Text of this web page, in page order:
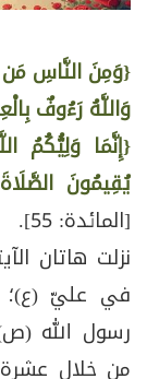
{وَمِنَ النَّاسِ
وَاللَّهُ رَءُوفٌ
{إِنَّمَا وَلِيُّكُمُ
يُقِيمُونَ
[المائدة: 55].
نزلت هاتان
في عليّ (ع)؛
رسول الله
من خلال